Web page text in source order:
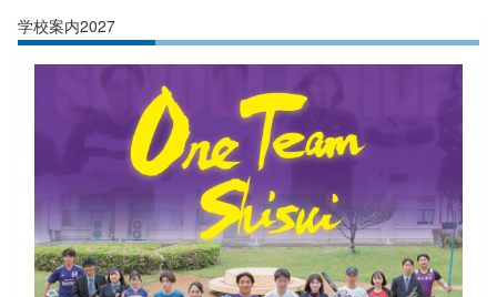
学校案内2027